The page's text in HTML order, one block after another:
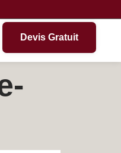
Devis Gratuit